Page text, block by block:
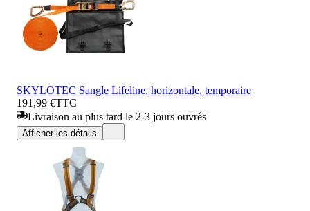
SKYLOTEC Sangle Lifeline, horizontale, temporaire
191,99 €TTC
Livraison au plus tard le 2-3 jours ouvrés
Afficher les détails